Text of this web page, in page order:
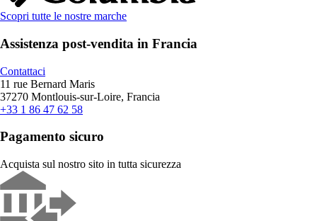
Scopri tutte le nostre marche
Assistenza post-vendita in Francia
Contattaci
11 rue Bernard Maris
37270 Montlouis-sur-Loire, Francia
+33 1 86 47 62 58
Pagamento sicuro
Acquista sul nostro sito in tutta sicurezza